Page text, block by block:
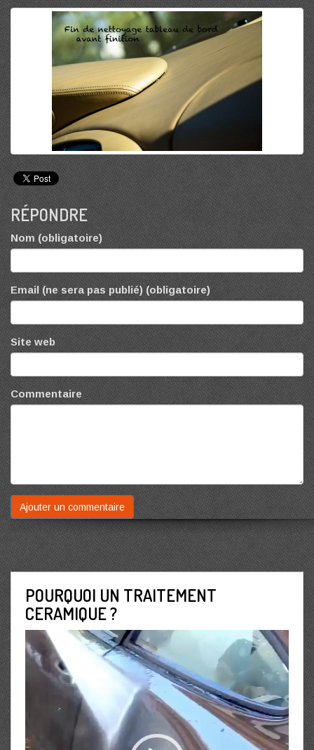
RÉPONDRE
Nom (obligatoire)
Email (ne sera pas publié) (obligatoire)
Site web
Commentaire
POURQUOI UN TRAITEMENT
CERAMIQUE ?
Lecteur
vidéo